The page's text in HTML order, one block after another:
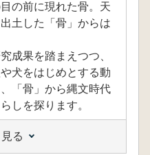
の前に現れた骨。天
土した「骨」からは
成果を踏まえつつ、
犬をはじめとする動
「骨」から縄文時代
しを探ります。
る